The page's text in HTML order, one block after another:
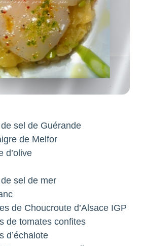
sel de Guérande
de Melfor
d’olive
sel de mer
de Choucroute d’Alsace IGP
de tomates confites
d’échalote